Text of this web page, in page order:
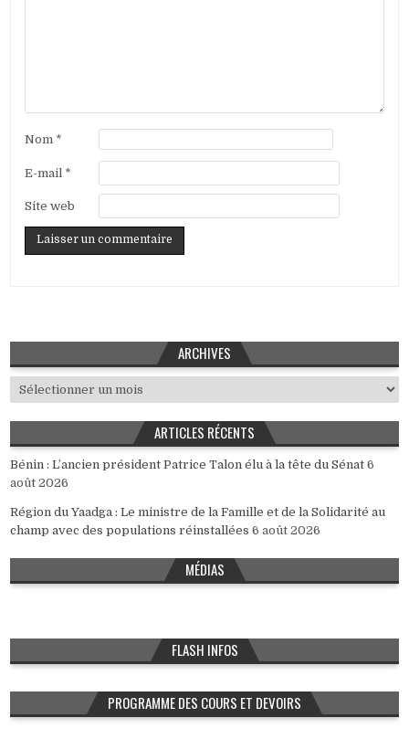
Nom *
E-mail *
Site web
ARCHIVES
Archives
ARTICLES RÉCENTS
Bénin : L’ancien président Patrice Talon élu à la tête du Sénat 6
août 2026
Région du Yaadga : Le ministre de la Famille et de la Solidarité au
champ avec des populations réinstallées 6 août 2026
MÉDIAS
FLASH INFOS
PROGRAMME DES COURS ET DEVOIRS